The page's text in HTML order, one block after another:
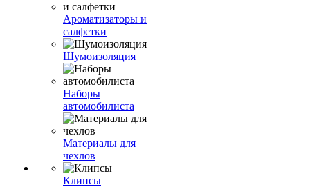
Ароматизаторы и
салфетки
Шумоизоляция
Наборы
автомобилиста
Материалы для
чехлов
Клипсы